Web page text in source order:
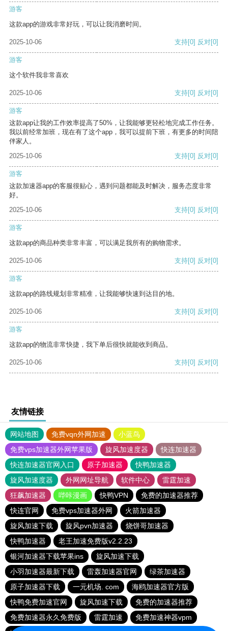
游客
这款app的游戏非常好玩，可以让我消磨时间。
2025-10-06 支持[0] 反对[0]
游客
这个软件我非常喜欢
2025-10-06 支持[0] 反对[0]
游客
这款app让我的工作效率提高了50%，让我能够更轻松地完成工作任务。
我以前经常加班，现在有了这个app，我可以提前下班，有更多的时间陪
伴家人。
2025-10-06
支持[0] 反对[0]
游客
这款加速器app的客服很贴心，遇到问题都能及时解决，服务态度非常
好。
2025-10-06
支持[0] 反对[0]
游客
这款app的商品种类非常丰富，可以满足我所有的购物需求。
2025-10-06 支持[0] 反对[0]
游客
这款app的路线规划非常精准，让我能够快速到达目的地。
2025-10-06 支持[0] 反对[0]
游客
这款app的物流非常快捷，我下单后很快就能收到商品。
2025-10-06 支持[0] 反对[0]
友情链接
网站地图 免费vqn外网加速
小蓝鸟
免费vps加速器外网苹果版
旋风加速度器
快连加速器
快连加速器官网入口
原子加速器
快鸭加速器
旋风加速度器
外网网址导航 软件中心
雷霆加速
狂飙加速器
哔咔漫画 快鸭VPN
免费的加速器推荐
快连官网
免费vps加速器外网
火箭加速器
旋风加速下载
旋风pvn加速器
烧饼哥加速器
快鸭加速器
老王加速免费版v2.2.23
银河加速器下载苹果ins
旋风加速下载
小羽加速器最新下载
雷轰加速器官网
绿茶加速器
原子加速器下载
一元机场. com
海鸥加速器官方版
快鸭免费加速官网
旋风加速下载
免费的加速器推荐
免费加速器永久免费版
雷霆加速
免费加速神器vpm